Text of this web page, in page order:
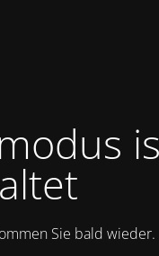
Sie bald wieder.